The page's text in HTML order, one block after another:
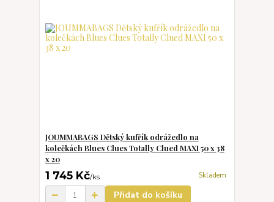
JOUMMABAGS Dětský kufřík odrážedlo na
kolečkách Blues Clues Totally Clued MAXI 50 x 38
x 20
1 745 Kč/ks Skladem
Přidat do košíku